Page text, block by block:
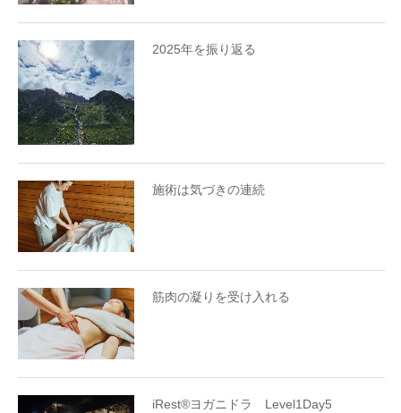
2025年を振り返る
施術は気づきの連続
筋肉の凝りを受け入れる
iRest®ヨガニドラ Level1Day5